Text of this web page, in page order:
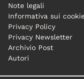
Note legali
Informativa sui
Privacy Policy
Privacy Newsletter
Archivio Post
Autori